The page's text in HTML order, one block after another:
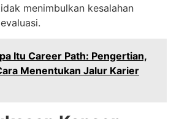
menimbulkan kesalahan
Itu Career Path: Pengertian,
Menentukan Jalur Karier